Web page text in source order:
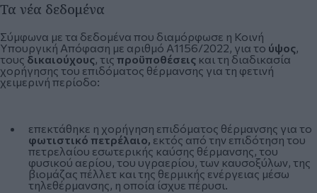
Τα νέα δεδομένα
Σύμφωνα με τα δεδομένα που διαμόρφωσε η Κοινή
Υπουργική Απόφαση με αριθμό Α1156/2022, για το ύψος,
τους δικαιούχους, τις προϋποθέσεις και τη διαδικασία
χορήγησης του επιδόματος θέρμανσης για τη φετινή
χειμερινή περίοδο:
επεκτάθηκε η χορήγηση επιδόματος θέρμανσης για το
φωτιστικό πετρέλαιο, εκτός από την επιδότηση του
πετρελαίου εσωτερικής καύσης θέρμανσης, του
φυσικού αερίου, του υγραερίου, των καυσοξύλων, της
βιομάζας πέλλετ και της θερμικής ενέργειας μέσω
τηλεθέρμανσης, η οποία ίσχυε πέρυσι.